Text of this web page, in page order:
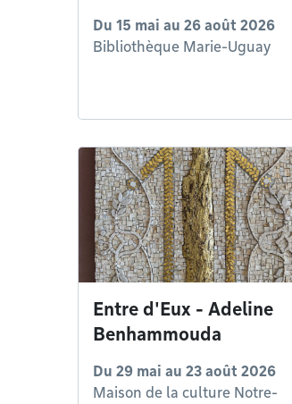
Du 15 mai au 26 août 2026
Bibliothèque Marie-Uguay
Entre d'Eux - Adeline
Benhammouda
Du 29 mai au 23 août 2026
Maison de la culture Notre-